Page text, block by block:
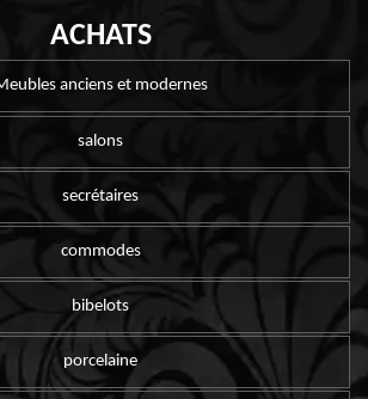
ACHATS
anciens et modernes
salons
secrétaires
commodes
bibelots
porcelaine